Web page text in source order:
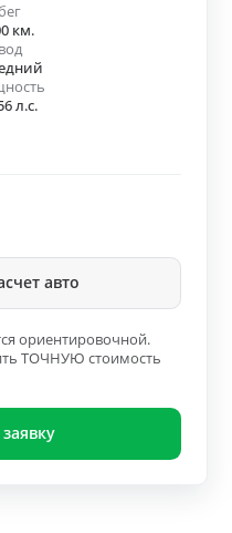
км.
л.с.
авто
ориентировочной.
ТОЧНУЮ стоимость